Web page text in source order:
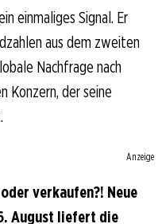
einmaliges Signal. Er
aus dem zweiten
Nachfrage nach
Konzern, der seine
Anzeige
verkaufen?! Neue
August liefert die